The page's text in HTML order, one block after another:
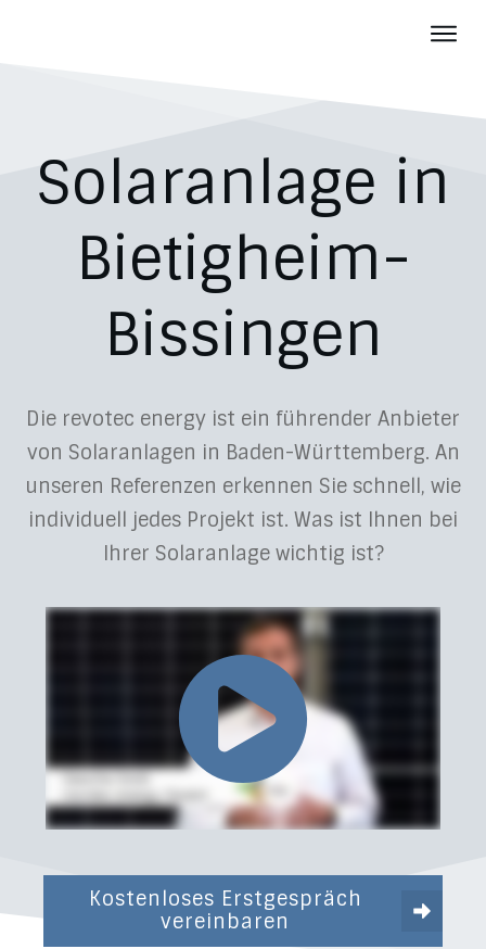
Solaranlage in
Bietigheim-
Bissingen
Die revotec energy ist ein führender Anbieter
von Solaranlagen in Baden-Württemberg. An
unseren Referenzen erkennen Sie schnell, wie
individuell jedes Projekt ist. Was ist Ihnen bei
Ihrer Solaranlage wichtig ist?
Kostenloses Erstgespräch
vereinbaren